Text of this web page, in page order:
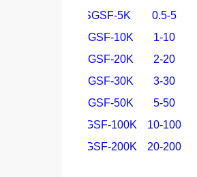
SGSF-5K
0.5-5
SGSF-10K
1-10
SGSF-20K
2-20
SGSF-30K
3-30
SGSF-50K
5-50
SGSF-100K
10-100
SGSF-200K
20-200